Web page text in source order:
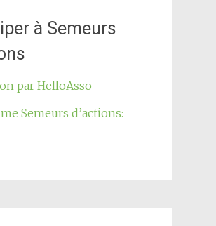
à Semeurs
par HelloAsso
Semeurs d’actions: